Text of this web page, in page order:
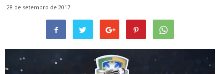
28 de setembro de 2017